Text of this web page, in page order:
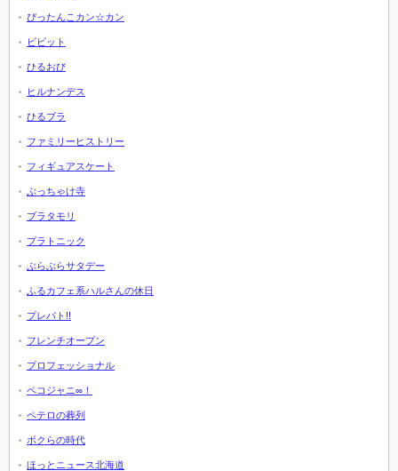
ぴったんこカン☆カン
ビビット
ひるおび
ヒルナンデス
ひるブラ
ファミリーヒストリー
フィギュアスケート
ぶっちゃけ寺
ブラタモリ
プラトニック
ぶらぶらサタデー
ふるカフェ系ハルさんの休日
プレバト!!
フレンチオープン
プロフェッショナル
ペコジャニ∞！
ペテロの葬列
ボクらの時代
ほっとニュース北海道